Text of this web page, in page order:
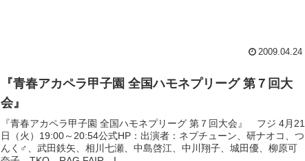
2009.04.24
『青春アカペラ甲子園 全国ハモネプリーグ 第７回大
会』
『青春アカペラ甲子園 全国ハモネプリーグ 第７回大会』 フジ 4月21
日（火）19:00～20:54公式HP：出演者：ネプチューン、研ナオコ、つ
んく♂、武田鉄矢、相川七瀬、中島啓江、中川翔子、城田優、柳原可